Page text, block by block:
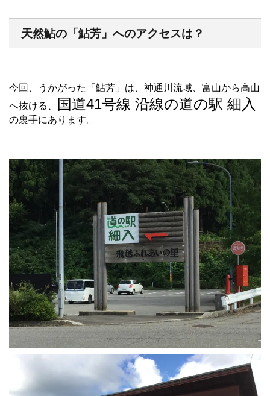
天然鮎の「鮎芳」へのアクセスは？
今回、うかがった「鮎芳」は、神通川流域、富山から高山
へ抜ける、
国道41号線 沿線の道の駅 細入
の裏手にあります。